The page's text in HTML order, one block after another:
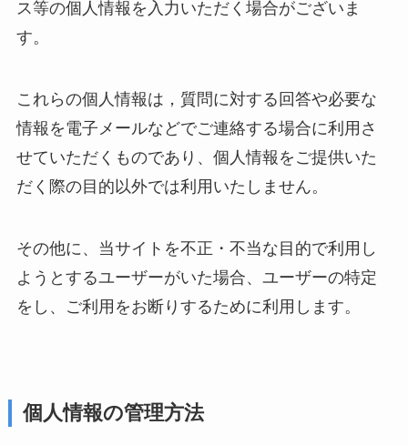
ス等の個人情報を入力いただく場合がございま
す。
これらの個人情報は，質問に対する回答や必要な
情報を電子メールなどでご連絡する場合に利用さ
せていただくものであり、個人情報をご提供いた
だく際の目的以外では利用いたしません。
その他に、当サイトを不正・不当な目的で利用し
ようとするユーザーがいた場合、ユーザーの特定
をし、ご利用をお断りするために利用します。
個人情報の管理方法